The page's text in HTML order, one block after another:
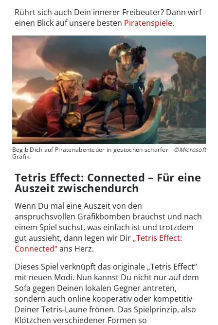
Rührt sich auch Dein innerer Freibeuter? Dann wirf
einen Blick auf unsere besten Piratenspiele.
Begib Dich auf Piratenabenteuer in gestochen scharfer
Grafik.
©Microsoft
Tetris Effect: Connected – Für eine
Auszeit zwischendurch
Wenn Du mal eine Auszeit von den
anspruchsvollen Grafikbomben brauchst und nach
einem Spiel suchst, was einfach ist und trotzdem
gut aussieht, dann legen wir Dir „Tetris Effect:
Connected“ans Herz.
Dieses Spiel verknüpft das originale „Tetris Effect“
mit neuen Modi. Nun kannst Du nicht nur auf dem
Sofa gegen Deinen lokalen Gegner antreten,
sondern auch online kooperativ oder kompetitiv
Deiner Tetris-Laune frönen. Das Spielprinzip, also
Klötzchen verschiedener Formen so